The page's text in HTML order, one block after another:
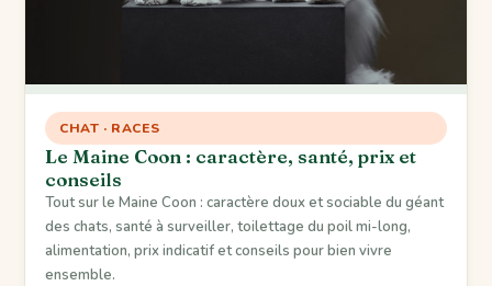
CHAT · RACES
Le Maine Coon : caractère, santé, prix et
conseils
Tout sur le Maine Coon : caractère doux et sociable du géant
des chats, santé à surveiller, toilettage du poil mi-long,
alimentation, prix indicatif et conseils pour bien vivre
ensemble.